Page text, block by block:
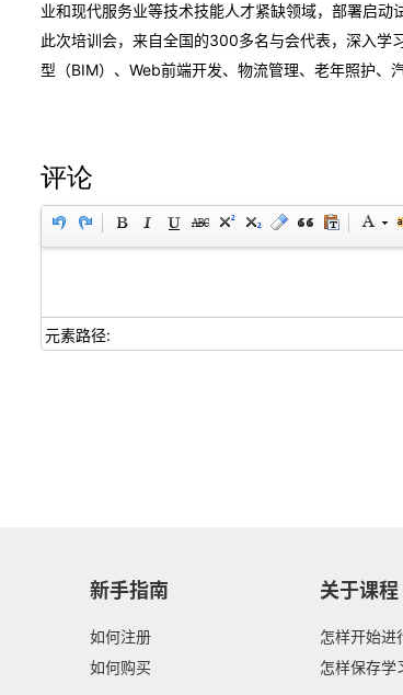
业和现代服务业等技术技能人才紧缺领域，部署启动
此次培训会，来自全国的300多名与会代表，深入学
型（BIM）、Web前端开发、物流管理、老年照护、
评论
元素路径:
新手指南
如何注册
如何购买
关于课程
怎样开始进
怎样保存学